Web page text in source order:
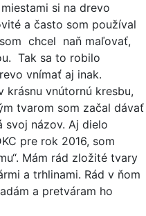
si na drevo
a často som používal
chcel naň maľovať,
Tak sa to robilo
vnímať aj inak.
vnútornú kresbu,
tvarom som začal dávať
svoj názov. Aj dielo
pre rok 2016, som
Mám rád zložité tvary
a trhlinami. Rád v ňom
a pretváram ho